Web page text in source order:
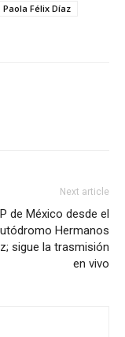
Paola Félix Díaz
Next article
de México desde el
Hermanos
sigue la trasmisión
en vivo